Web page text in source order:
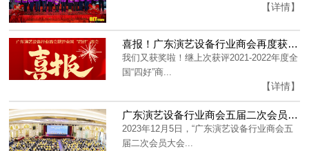
【详情】
喜报！广东演艺设备行业商会再度获评2023年全国“四好”商会！
我们又获奖啦！继上次获评2021-2022年度全
国“四好”商...
【详情】
广东演艺设备行业商会五届二次会员大会暨五届五次理事会会议成功召开！
2023年12月5日，“广东演艺设备行业商会五
届二次会员大会...